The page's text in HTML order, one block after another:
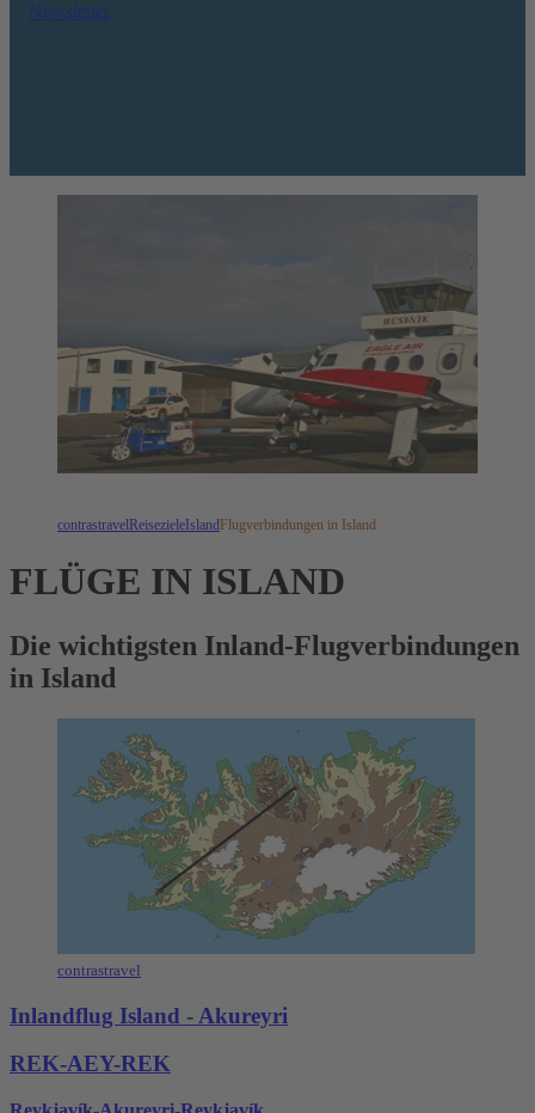
Newsletter
contrastravel Reiseziele Island Flugverbindungen in Island
FLÜGE IN ISLAND
Die wichtigsten Inland-Flugverbindungen
in Island
contrastravel
Inlandflug Island - Akureyri
REK-AEY-REK